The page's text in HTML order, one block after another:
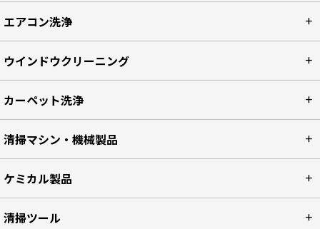
エアコン洗浄
ウインドウクリーニング
カーペット洗浄
清掃マシン・機械製品
ケミカル製品
清掃ツール